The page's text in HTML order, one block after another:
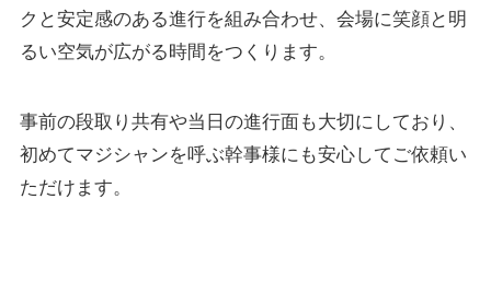
クと安定感のある進行を組み合わせ、会場に笑顔と明
るい空気が広がる時間をつくります。
事前の段取り共有や当日の進行面も大切にしており、
初めてマジシャンを呼ぶ幹事様にも安心してご依頼い
ただけます。